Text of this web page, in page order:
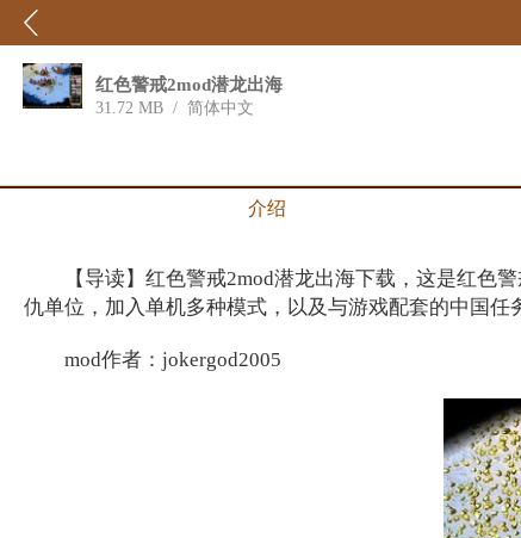
红色警戒2mod潜龙出海
31.72 MB / 简体中文
介绍
【导读】红色警戒2mod潜龙出海下载，这是红色警
仇单位，加入单机多种模式，以及与游戏配套的中国任
mod作者：jokergod2005